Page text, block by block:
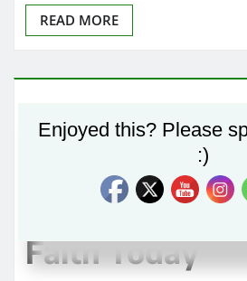
READ MORE
Pentecost:
That Birthed
Church and
Faith Today
Enjoyed this? Please
:)